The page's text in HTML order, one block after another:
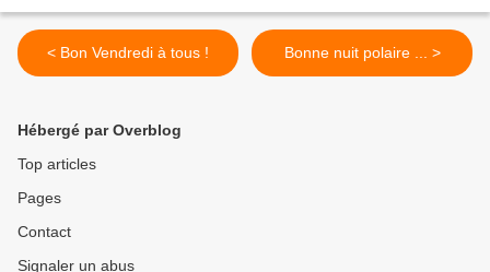
< Bon Vendredi à tous ! Bonne nuit polaire ... >
Hébergé par Overblog
Top articles
Pages
Contact
Signaler un abus